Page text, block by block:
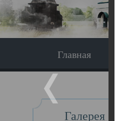
Главная
Галерея